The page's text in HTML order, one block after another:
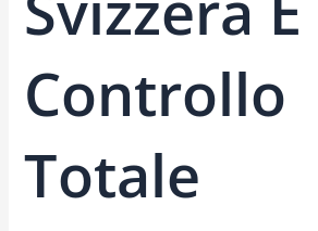
Controllo
Totale